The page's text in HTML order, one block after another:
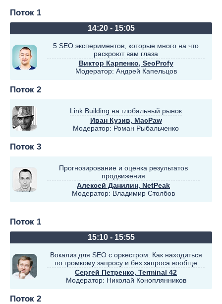
Поток 1
14:20 - 15:05
5 SEO экспериментов, которые много на что
раскроют вам глаза
Виктор Карпенко, SeoProfy
Модератор: Андрей Капельцов
Поток 2
Link Building на глобальный рынок
Иван Кузив, MacPaw
Модератор: Роман Рыбальченко
Поток 3
Прогнозирование и оценка результатов
продвижения
Алексей Данилин, NetPeak
Модератор: Владимир Столбов
Поток 1
15:10 - 15:55
Вокализ для SEO с оркестром. Как находиться
по громкому запросу и без запроса вообще
Сергей Петренко, Terminal 42
Модератор: Николай Коноплянников
Поток 2